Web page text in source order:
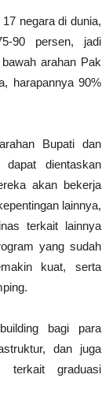
negara di dunia,
90 persen, jadi
arahan Pak
harapannya 90%
Bupati dan
dientaskan
akan bekerja
lainnya,
terkait lainnya
yang sudah
kuat, serta
bagi para
dan juga
terkait graduasi